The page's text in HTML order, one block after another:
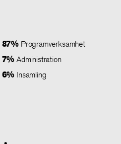
87% Programverksamhet
7% Administration
6% Insamling